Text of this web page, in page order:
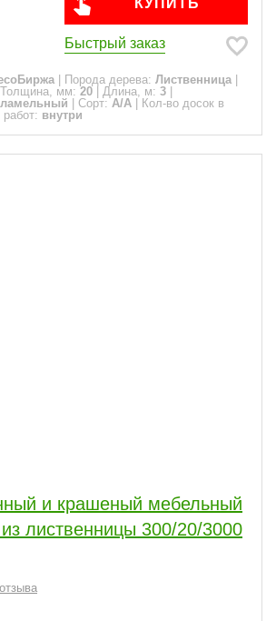
Быстрый заказ
Порода дерева: Лиственница
Толщина, мм: 20 Длина, м: 3
Сорт: A/A
Кол-во досок в
внутри
и крашеный мебельный
лиственницы 300/20/3000
отзыва